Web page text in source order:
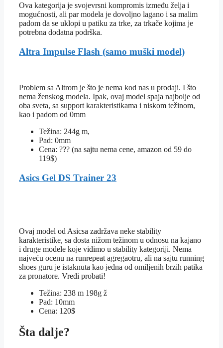
Ova kategorija je svojevrsni kompromis između želja i
mogućnosti, ali par modela je dovoljno lagano i sa malim
padom da se uklopi u patiku za trke, za trkače kojima je
potrebna dodatna podrška.
Altra Impulse Flash (samo muški model)
Problem sa Altrom je što je nema kod nas u prodaji. I što
nema ženskog modela. Ipak, ovaj model spaja najbolje od
oba sveta, sa support karakteristikama i niskom težinom,
kao i padom od 0mm
Težina: 244g m,
Pad: 0mm
Cena: ??? (na sajtu nema cene, amazon od 59 do
119$)
Asics Gel DS Trainer 23
Ovaj model od Asicsa zadržava neke stability
karakteristike, sa dosta nižom težinom u odnosu na kajano
i druge modele koje vidimo u stability kategoriji. Nema
najveću ocenu na runrepeat agregaotru, ali na sajtu running
shoes guru je istaknuta kao jedna od omiljenih brzih patika
za pronatore. Vredi probati!
Težina: 238 m 198g ž
Pad: 10mm
Cena: 120$
Šta dalje?